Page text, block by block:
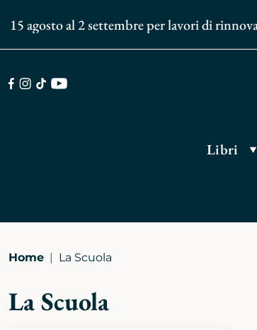
agosto al 2 settembre per lavori di
Libri
Home La Scuola
La Scuola